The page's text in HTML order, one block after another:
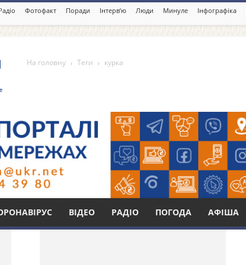
Фотофакт Поради Інтерв’ю Люди Минуле Інфографіка
ВІДЕО РАДІО ПОГОДА АФІША
На головну Теги курка